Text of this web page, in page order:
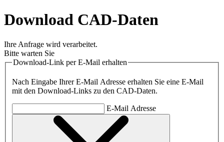
Download CAD-Daten
Ihre Anfrage wird verarbeitet.
Bitte warten Sie
Download-Link per E-Mail erhalten
Nach Eingabe Ihrer E-Mail Adresse erhalten Sie eine E-Mail
mit den Download-Links zu den CAD-Daten.
E-Mail Adresse